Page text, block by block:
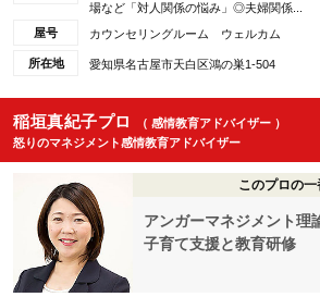
場など「対人関係の悩み」◎夫婦関係...
屋号
カウンセリングルーム ウェルカム
所在地 愛知県名古屋市天白区鴻の巣1-504
稲垣真紀子プロ
（ 感情教育アドバイザー ）
怒りのマネジメント感情教育アドバイザー
このプロの
アンガーマネジメント理
子育て支援と教育研修